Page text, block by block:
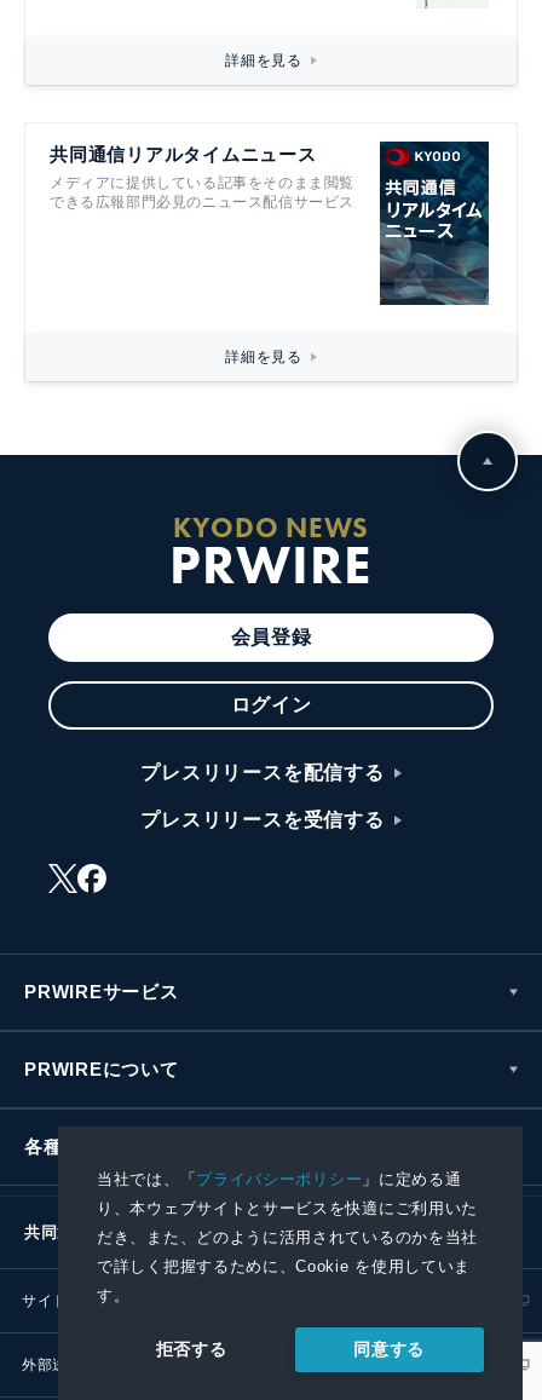
当社では、「プライバシーポリシー 」に定める通
り、本ウェブサイトとサービスを快適にご利用いた
だき、また、どのように活用されているのかを当社
で詳しく把握するために、Cookie を使用していま
す。
拒否する 同意する
詳細を見る
共同通信リアルタイムニュース
メディアに提供している記事をそのまま閲覧
できる広報部門必見のニュース配信サービス
詳細を見る
KYODO NEWS
PRWIRE
会員登録
ログイン
プレスリリースを配信する
プレスリリースを受信する
PRWIREサービス
PRWIREについて
各種お問い合わせ
共同通信社グループ
サイトポリシー
外部送信ポリシー プレスリリース取扱基準